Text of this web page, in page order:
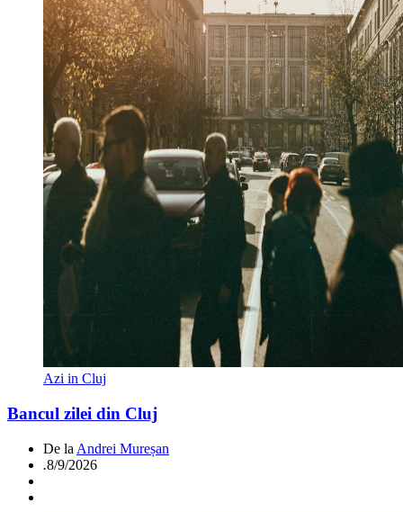
Azi in Cluj
Bancul zilei din Cluj
De la Andrei Mureșan
.8/9/2026